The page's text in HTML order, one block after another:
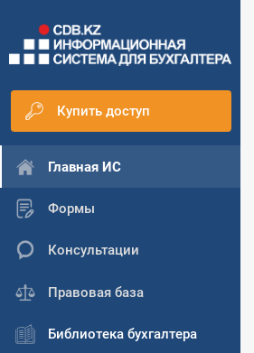
Купить доступ
Главная ИС
Формы
Консультации
Правовая база
Библиотека бухгалтера